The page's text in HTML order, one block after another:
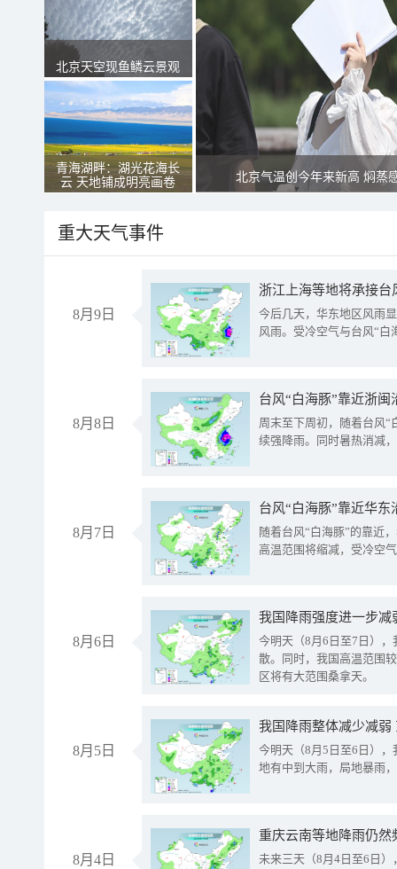
北京天空现鱼鳞云景观
青海湖畔：湖光花海长
云 天地铺成明亮画卷
北京气温创今年来新高 焖蒸
重大天气事件
8月9日
浙江上海等地将承接台
今后几天，华东地区风雨
风雨。受冷空气与台风“白
8月8日
台风“白海豚”靠近浙
周末至下周初，随着台风“
续强降雨。同时暑热消减
8月7日
台风“白海豚”靠近华
随着台风“白海豚”的靠近
高温范围将缩减，受冷空
8月6日
今明天（8月6日至7日）
散。同时，我国高温范围
区将有大范围桑拿天。
8月5日
我国降雨整体减少减弱
今明天（8月5日至6日）
地有中到大雨，局地暴雨
8月4日
重庆云南等地降雨仍然
未来三天（8月4日至6日